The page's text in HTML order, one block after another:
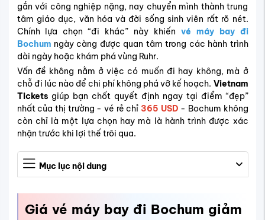
gắn với công nghiệp nặng, nay chuyển mình thành trung
tâm giáo dục, văn hóa và đời sống sinh viên rất rõ nét.
Chính lựa chọn “đi khác” này khiến vé máy bay đi
Bochum ngày càng được quan tâm trong các hành trình
dài ngày hoặc khám phá vùng Ruhr.
Vấn đề không nằm ở việc có muốn đi hay không, mà ở
chỗ đi lúc nào để chi phí không phá vỡ kế hoạch. Vietnam
Tickets giúp bạn chốt quyết định ngay tại điểm “đẹp”
nhất của thị trường - vé rẻ chỉ 365 USD - Bochum không
còn chỉ là một lựa chọn hay mà là hành trình được xác
nhận trước khi lợi thế trôi qua.
Mục lục nội dung
Giá vé máy bay đi Bochum giảm